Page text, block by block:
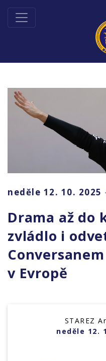
neděle 12. 10. 2025
Drama až do
zvládlo i
v Evropě
STAREZ
neděle 12.